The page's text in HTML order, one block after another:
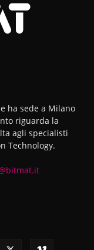
ha sede a Milano
riguarda la
agli specialisti
Technology.